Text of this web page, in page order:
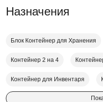
Назначения
Блок Контейнер для Хранения
Контейнер 2 на 4
Контейнер для Инвентаря